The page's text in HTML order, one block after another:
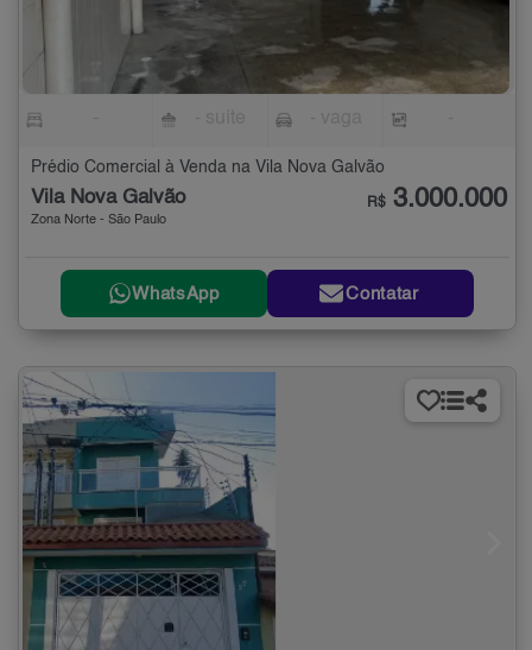
Prédio Comercial à Venda na Vila Nova Galvão
Vila Nova Galvão
Zona Norte - São Paulo
R$ 3.000.000
WhatsApp Contatar